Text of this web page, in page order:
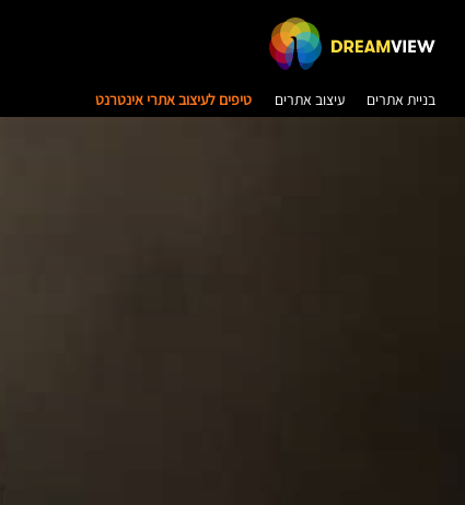
בניית אתרים עיצוב אתרים טיפים לעיצוב אתרי אינטרנט